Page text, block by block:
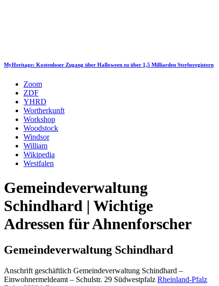
MyHeritage: Kostenloser Zugang über Halloween zu über 1,5 Milliarden Sterberegistern
Zoom
ZDF
YHRD
Wortherkunft
Workshop
Woodstock
Windsor
William
Wikipedia
Westfalen
Gemeindeverwaltung
Schindhard | Wichtige
Adressen für Ahnenforscher
Gemeindeverwaltung Schindhard
Anschrift geschäftlich Gemeindeverwaltung Schindhard –
Einwohnermeldeamt – Schulstr. 29 Südwestpfalz Rheinland-Pfalz